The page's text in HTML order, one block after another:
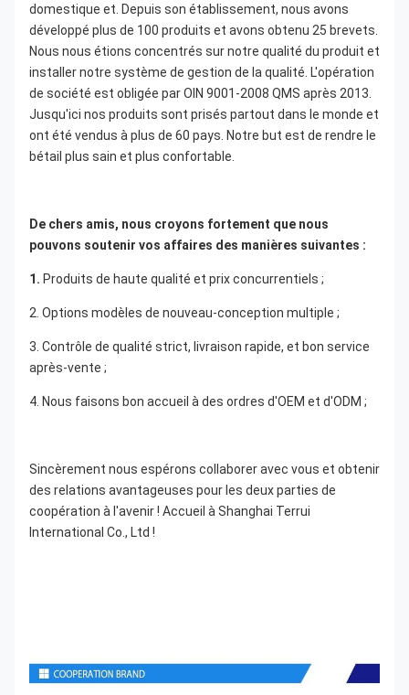
domestique et. Depuis son établissement, nous avons
développé plus de 100 produits et avons obtenu 25 brevets.
Nous nous étions concentrés sur notre qualité du produit et
installer notre système de gestion de la qualité. L'opération
de société est obligée par OIN 9001-2008 QMS après 2013.
Jusqu'ici nos produits sont prisés partout dans le monde et
ont été vendus à plus de 60 pays. Notre but est de rendre le
bétail plus sain et plus confortable.
De chers amis, nous croyons fortement que nous
pouvons soutenir vos affaires des manières suivantes :
1. Produits de haute qualité et prix concurrentiels ;
2. Options modèles de nouveau-conception multiple ;
3. Contrôle de qualité strict, livraison rapide, et bon service
après-vente ;
4. Nous faisons bon accueil à des ordres d'OEM et d'ODM ;
Sincèrement nous espérons collaborer avec vous et obtenir
des relations avantageuses pour les deux parties de
coopération à l'avenir ! Accueil à Shanghai Terrui
International Co., Ltd !